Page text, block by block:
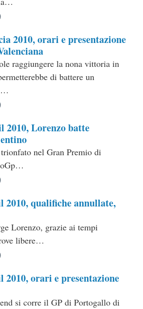
2010, orari e presentazione
raggiungere la nona vittoria in
di battere un
2010, Lorenzo batte
nel Gran Premio di
qualifiche annullate,
Lorenzo, grazie ai tempi
libere…
orari e presentazione
si corre il GP di Portogallo di